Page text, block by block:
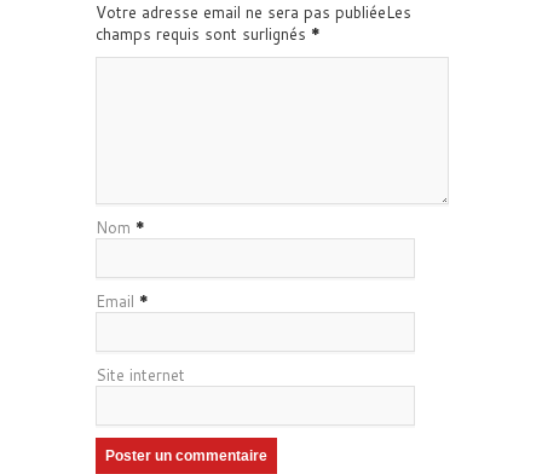
Votre adresse email ne sera pas publiéeLes
champs requis sont surlignés *
Nom *
Email *
Site internet